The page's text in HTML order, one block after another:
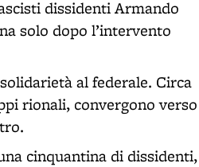
dissidenti Armando
solo dopo l’intervento
al federale. Circa
rionali, convergono verso
cinquantina di dissidenti,